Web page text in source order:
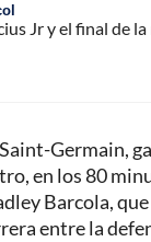
Jr y el final de
Germain,
en los 80
Barcola,
entre la